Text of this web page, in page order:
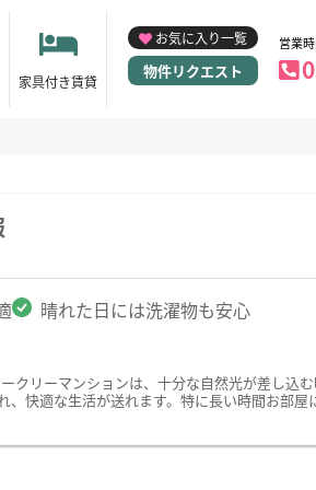
家具付き賃貸
お気に入り一覧
物件リクエスト
営業
晴れた日には洗濯物も安心
クリーマンションは、十分な自然光が差し込
快適な生活が送れます。特に長い時間お部屋